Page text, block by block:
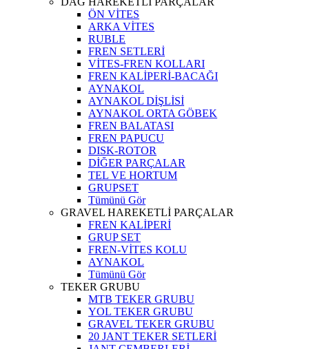
ÖN VİTES
ARKA VİTES
RUBLE
FREN SETLERİ
VİTES-FREN KOLLARI
FREN KALİPERİ-BACAĞI
AYNAKOL
AYNAKOL DİŞLİSİ
AYNAKOL ORTA GÖBEK
FREN BALATASI
FREN PAPUCU
DISK-ROTOR
DİĞER PARÇALAR
TEL VE HORTUM
GRUPSET
Tümünü Gör
GRAVEL HAREKETLİ PARÇALAR
FREN KALİPERİ
GRUP SET
FREN-VİTES KOLU
AYNAKOL
Tümünü Gör
TEKER GRUBU
MTB TEKER GRUBU
YOL TEKER GRUBU
GRAVEL TEKER GRUBU
20 JANT TEKER SETLERİ